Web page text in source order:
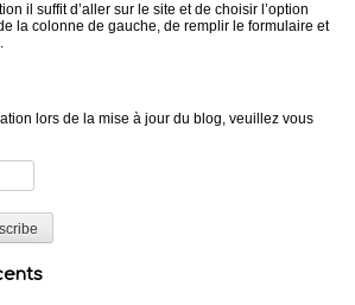
il suffit d’aller sur le site et de choisir l’option
la colonne de gauche, de remplir le formulaire et
lors de la mise à jour du blog, veuillez vous